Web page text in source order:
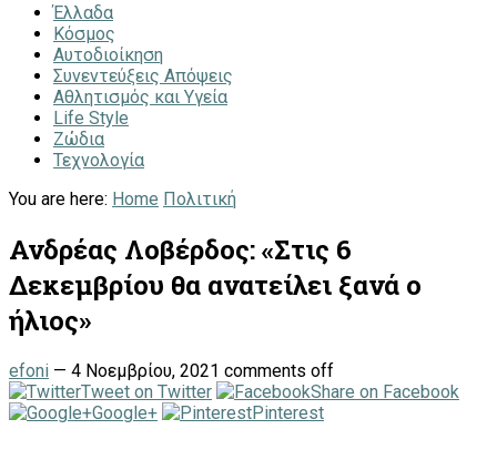
Έλλαδα
Κόσμος
Αυτοδιοίκηση
Συνεντεύξεις Απόψεις
Αθλητισμός και Υγεία
Life Style
Ζώδια
Τεχνολογία
You are here: Home Πολιτική
Ανδρέας Λοβέρδος: «Στις 6
Δεκεμβρίου θα ανατείλει ξανά ο
ήλιος»
efoni — 4 Νοεμβρίου, 2021 comments off
Tweet on Twitter
Share on Facebook
Google+
Pinterest